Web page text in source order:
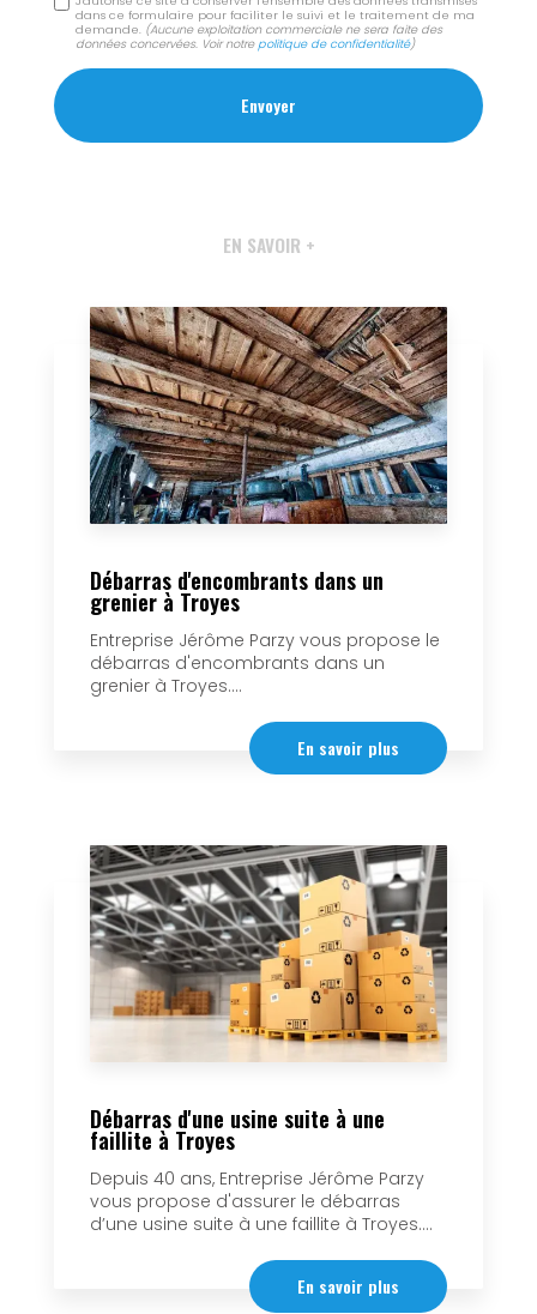
dans ce formulaire pour faciliter le suivi et le traitement de ma
demande. (Aucune exploitation commerciale ne sera faite des
données concervées. Voir notrepolitique de confidentialité)
EN SAVOIR +
Débarras d'encombrants dans un
grenier à Troyes
Entreprise Jérôme Parzy vous propose le
débarras d'encombrants dans un
grenier à Troyes....
En savoir plus
Débarras d'une usine suite à une
faillite à Troyes
Depuis 40 ans, Entreprise Jérôme Parzy
vous propose d'assurer le débarras
d’une usine suite à une faillite à Troyes....
En savoir plus